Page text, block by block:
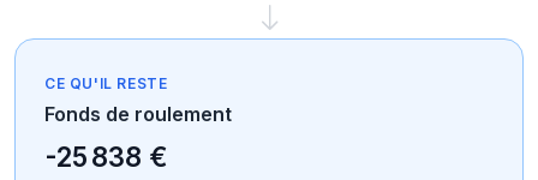
CE QU'IL RESTE
Fonds de roulement
-25 838 €